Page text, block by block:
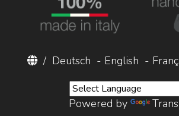
/ Deutsch - English -
Powered by